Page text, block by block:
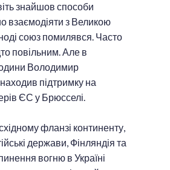
знайшов способи
взаємодіяти з Великою
союз помилявся. Часто
повільним. Але в
Володимир
підтримку на
ЄС у Брюсселі.
фланзі континенту,
держави, Фінляндія та
вогню в Україні